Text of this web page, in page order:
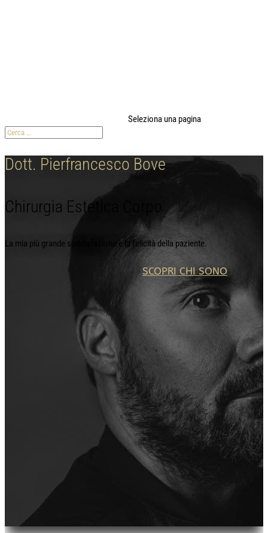
Seleziona una pagina
Dott. Pierfrancesco Bove
Chirurgia Estetica Corpo
La mia più grande soddisfazione è la felicità della paziente.
SCOPRI CHI SONO